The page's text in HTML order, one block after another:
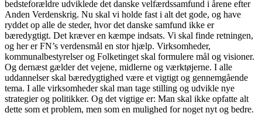
bedsteforældre udviklede det danske velfærdssamfund i årene efter
Anden Verdenskrig. Nu skal vi holde fast i alt det gode, og have
ryddet op alle de steder, hvor det danske samfund ikke er
bæredygtigt. Det kræver en kæmpe indsats. Vi skal finde retningen,
og her er FN’s verdensmål en stor hjælp. Virksomheder,
kommunalbestyrelser og Folketinget skal formulere mål og visioner.
Og dernæst gælder det vejene, midlerne og værktøjerne. I alle
uddannelser skal bæredygtighed være et vigtigt og gennemgående
tema. I alle virksomheder skal man tage stilling og udvikle nye
strategier og politikker. Og det vigtige er: Man skal ikke opfatte alt
dette som et problem, men som en mulighed for noget nyt og bedre.